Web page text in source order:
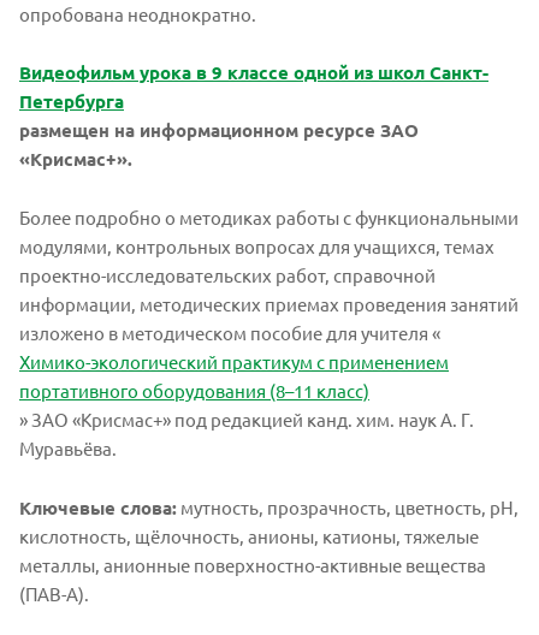
опробована неоднократно.
Видеофильм урока в 9 классе одной из школ Санкт-
Петербурга
размещен на информационном ресурсе ЗАО
«Крисмас+».
Более подробно о методиках работы с функциональными
модулями, контрольных вопросах для учащихся, темах
проектно-исследовательских работ, справочной
информации, методических приемах проведения занятий
изложено в методическом пособие для учителя «
Химико-экологический практикум с применением
портативного оборудования (8–11 класс)
» ЗАО «Крисмас+» под редакцией канд. хим. наук А. Г.
Муравьёва.
Ключевые слова: мутность, прозрачность, цветность, рН,
кислотность, щёлочность, анионы, катионы, тяжелые
металлы, анионные поверхностно-активные вещества
(ПАВ-А).